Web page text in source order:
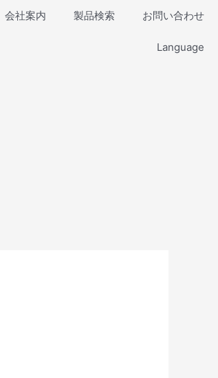
会社案内 製品検索 お問い合わせ
Language